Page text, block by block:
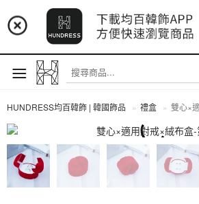
📢 市集預告：9/4-9/6 淡水
📢 市集預告：9/12-9/13 八里
📢 市集預告：8/22-8/23 桃園青
註冊
HUNDRESS均百韓飾 | 韓國飾品 禮盒 雙心×